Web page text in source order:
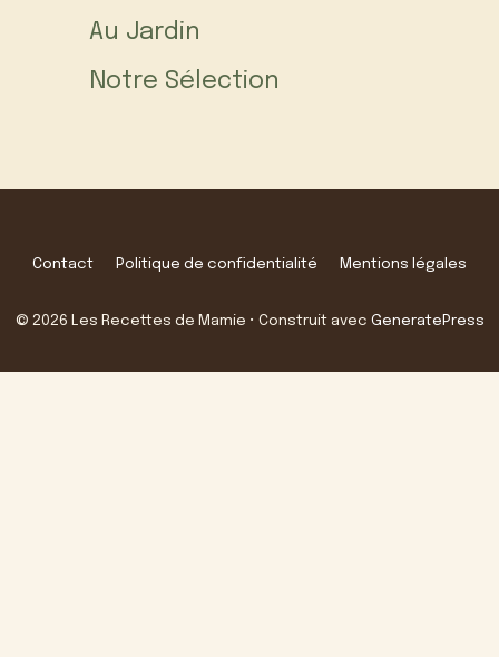
Au Jardin
Notre Sélection
Contact Politique de confidentialité Mentions légales
© 2026 Les Recettes de Mamie • Construit avec GeneratePress